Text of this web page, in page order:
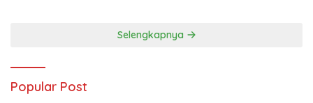
Selengkapnya
Popular Post